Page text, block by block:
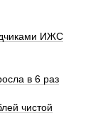
ИЖС
в 6 раз
чистой